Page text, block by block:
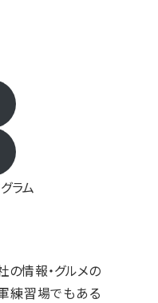
ラム
の情報・グルメの
練習場でもある